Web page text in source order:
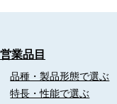
営業品目
品種・製品形態で選ぶ
特長・性能で選ぶ